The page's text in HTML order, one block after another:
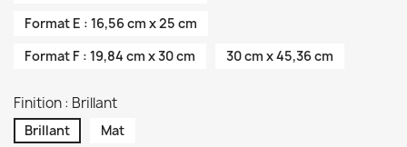
Format E : 16,56 cm x 25 cm
Format F : 19,84 cm x 30 cm
30 cm x 45,36 cm
Finition : Brillant
Brillant Mat